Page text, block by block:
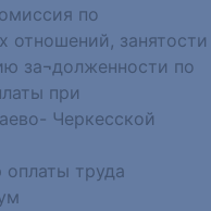
по
отношений, занятости
за¬долженности по
при
Черкесской
труда